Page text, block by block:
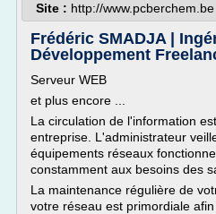
Site : http://www.pcberchem.be
Frédéric SMADJA |
Développement
Serveur WEB
et plus encore ...
La circulation de l'information
entreprise. L'administrateur
équipements réseaux
constamment aux besoins des
La maintenance régulière de
votre réseau est primordiale